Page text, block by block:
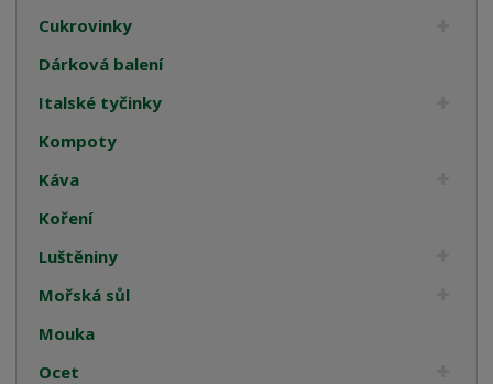
Cukrovinky
Dárková balení
Italské tyčinky
Kompoty
Káva
Koření
Luštěniny
Mořská sůl
Mouka
Ocet